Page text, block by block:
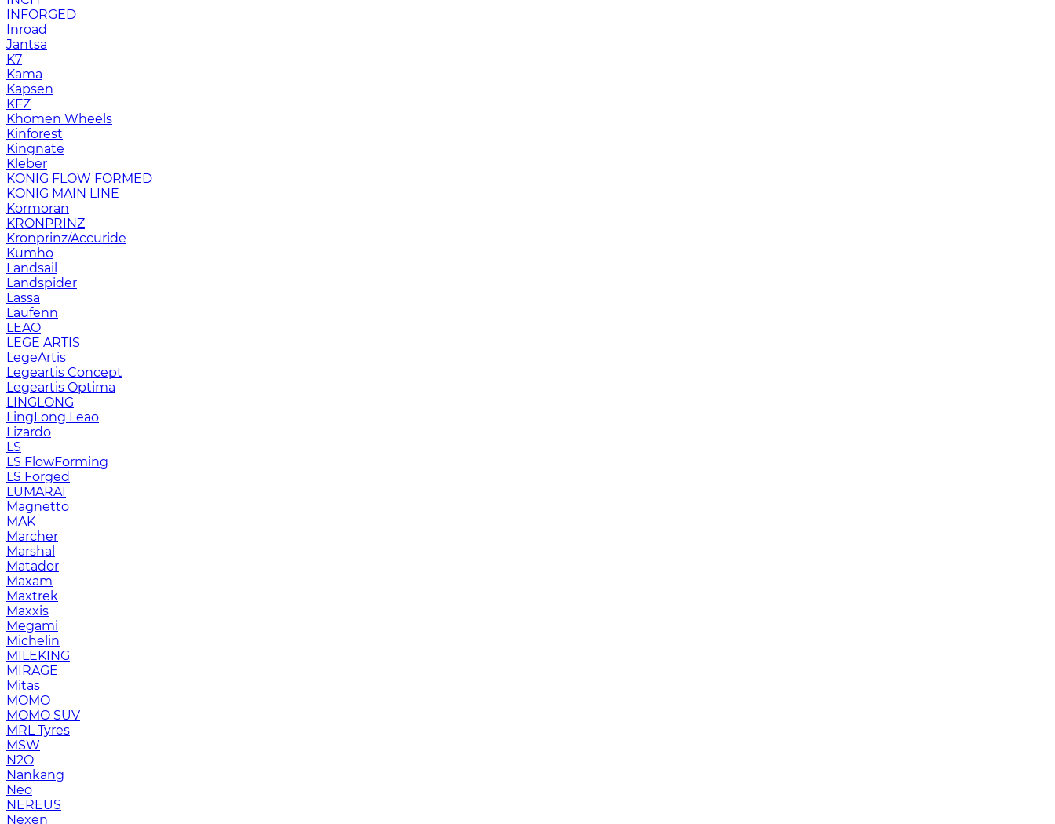
INFORGED
Inroad
Jantsa
K7
Kama
Kapsen
KFZ
Khomen Wheels
Kinforest
Kingnate
Kleber
KONIG FLOW FORMED
KONIG MAIN LINE
Kormoran
KRONPRINZ
Kronprinz/Accuride
Kumho
Landsail
Landspider
Lassa
Laufenn
LEAO
LEGE ARTIS
LegeArtis
Legeartis Concept
Legeartis Optima
LINGLONG
LingLong Leao
Lizardo
LS
LS FlowForming
LS Forged
LUMARAI
Magnetto
MAK
Marcher
Marshal
Matador
Maxam
Maxtrek
Maxxis
Megami
Michelin
MILEKING
MIRAGE
Mitas
MOMO
MOMO SUV
MRL Tyres
MSW
N2O
Nankang
Neo
NEREUS
Nexen